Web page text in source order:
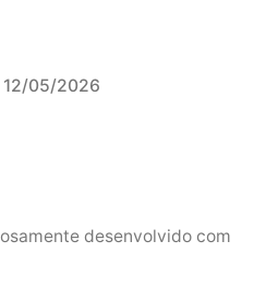
12/05/2026
desenvolvido com